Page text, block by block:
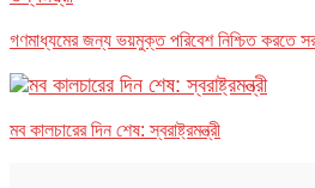
গণমাধ্যমের জন্য ভয়মুক্ত পরিবেশ নিশ্চিত করতে
মব কালচারের দিন শেষ: স্বরাষ্ট্রমন্ত্রী